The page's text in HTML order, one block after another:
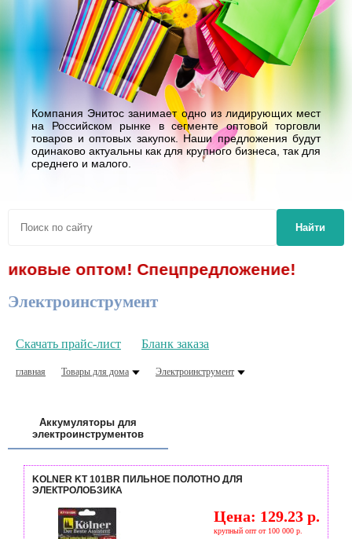
Компания Энитос занимает одно из лидирующих мест
на Российском рынке в сегменте оптовой торговли
товаров и оптовых закупок. Наши предложения будут
одинаково актуальны как для крупного бизнеса, так для
среднего и малого.
Найти
оптом! Спецпредложение!
Электроинструмент
Скачать прайс-лист Бланк заказа
главная Товары для дома Электроинструмент
Аккумуляторы для
электроинструментов
KOLNER KT 101BR ПИЛЬНОЕ ПОЛОТНО ДЛЯ
ЭЛЕКТРОЛОБЗИКА
Цена: 129.23 р.
крупный опт от 100 000 р.